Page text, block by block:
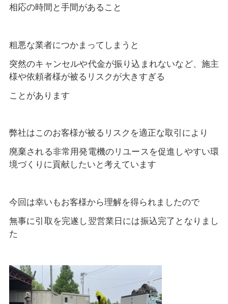
相応の時間と手間があること
粗悪な業者につかまってしまうと
突然のキャンセルや代金が振り込まれないなど、施主
様や依頼者様が被るリスクが大きすぎる
ことがあります
弊社はこのお客様が被るリスクを適正な取引により
廃棄される非常用発電機のリユースを促進しやすい環
境づくりに貢献したいと考えています
今回は幸いもお客様から理解を得られましたので
無事に引取を完遂し翌営業日には振込完了となりまし
た